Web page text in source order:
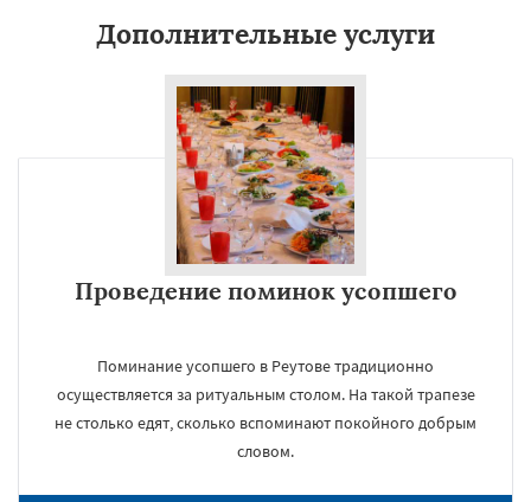
Дополнительные услуги
Проведение поминок усопшего
Поминание усопшего в Реутове традиционно
осуществляется за ритуальным столом. На такой трапезе
не столько едят, сколько вспоминают покойного добрым
словом.
Даю согласие на обработку персональных данных